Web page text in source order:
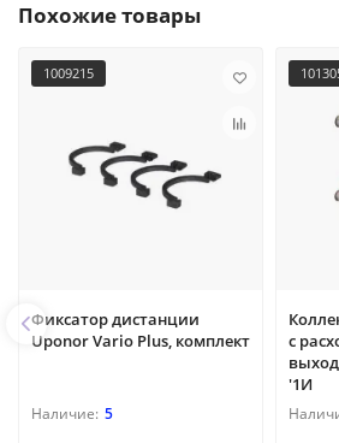
Похожие товары
1009215
Фиксатор дистанции
Uponor Vario Plus, комплект
5
с
'1И